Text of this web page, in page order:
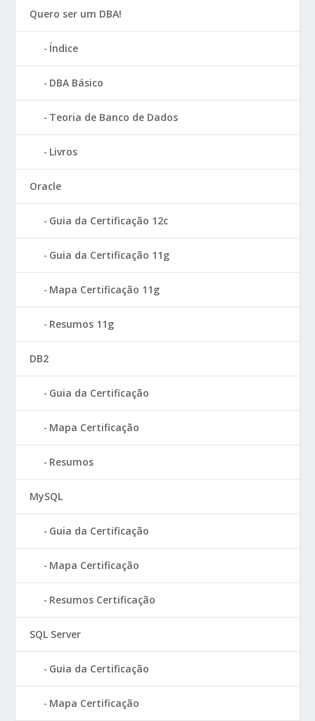
Quero ser um DBA!
Índice
DBA Básico
Teoria de Banco de Dados
Livros
Oracle
Guia da Certificação 12c
Guia da Certificação 11g
Mapa Certificação 11g
Resumos 11g
DB2
Guia da Certificação
Mapa Certificação
Resumos
MySQL
Guia da Certificação
Mapa Certificação
Resumos Certificação
SQL Server
Guia da Certificação
Mapa Certificação